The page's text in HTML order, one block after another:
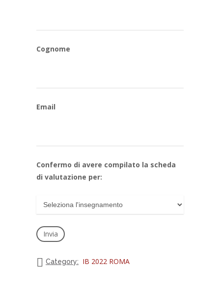
Cognome
Email
Confermo di avere compilato la scheda
di valutazione per:
Category: IB 2022 ROMA